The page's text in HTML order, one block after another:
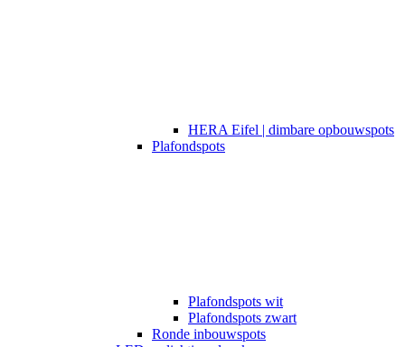
HERA Eifel | dimbare opbouwspots
Plafondspots
Plafondspots wit
Plafondspots zwart
Ronde inbouwspots